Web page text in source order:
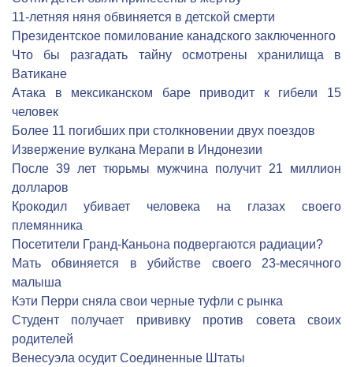
11-летняя няня обвиняется в детской смерти
Президентское помилование канадского заключенного
Что бы разгадать тайну осмотрены хранилища в
Ватикане
Атака в мексиканском баре приводит к гибели 15
человек
Более 11 погибших при столкновении двух поездов
Извержение вулкана Мерапи в Индонезии
После 39 лет тюрьмы мужчина получит 21 миллион
долларов
Крокодил убивает человека на глазах своего
племянника
Посетители Гранд-Каньона подвергаются радиации?
Мать обвиняется в убийстве своего 23-месячного
малыша
Кэти Перри сняла свои черные туфли с рынка
Студент получает прививку против совета своих
родителей
Венесуэла осудит Соединенные Штаты